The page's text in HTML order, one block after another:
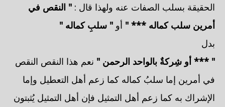
الحقيقة بسلب الصفات عنه ولهذا قال : " النقص في
أمرين سلب كماله *** " أو " سلبِ كماله "
بدل
" *** أو شِركةٌ بالواحد الرحمن " نعم هذا النقص النقص
في أمرين إما سلبُ كماله كما زعم أهل التعطيل وإما
الإشراك به كما زعم أهل التمثيل فإن أهل التمثيل يُثبتون